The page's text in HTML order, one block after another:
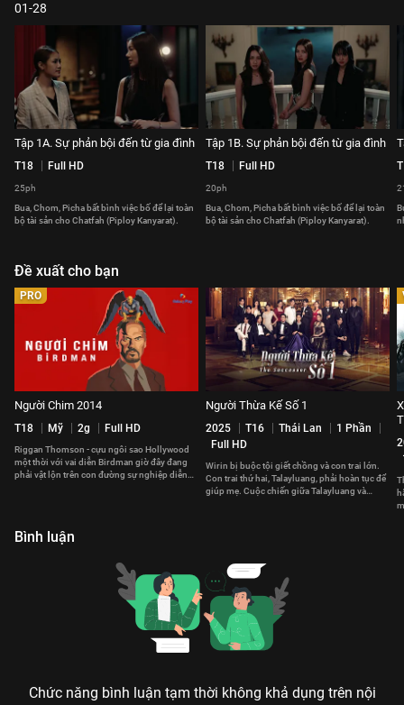
01-28
Tập 1A. Sự phản bội đến từ gia đình
T18 Full HD
25ph
Bua, Chom, Picha bất bình việc bố để lại toàn
bộ tài sản cho Chatfah (Piploy Kanyarat).
Tập 1B. Sự phản bội đến từ gia đình
T18 Full HD
20ph
Bua, Chom, Picha bất bình việc bố để lại toàn
bộ tài sản cho Chatfah (Piploy Kanyarat).
Đề xuất cho bạn
PRO
Người Chim 2014
T18 Mỹ 2g Full HD
Riggan Thomson - cựu ngôi sao Hollywood
một thời với vai diễn Birdman giờ đây đang
phải vật lộn trên con đường sự nghiệp diễn
Người Thừa Kế Số 1
2025 T16 Thái Lan
1 Phần
Full HD
Wirin bị buộc tội giết chồng và con trai lớn.
Con trai thứ hai, Talayluang, phải hoàn tục để
giúp mẹ. Cuộc chiến giữa Talayluang và
Bình luận
Chức năng bình luận tạm thời không khả dụng trên nội